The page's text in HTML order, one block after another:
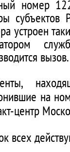
номер
субъектов
устроен
вызов.
на
центр
всех